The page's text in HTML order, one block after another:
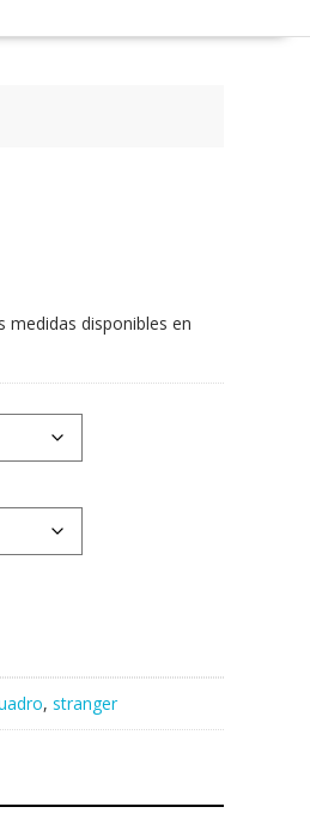
medidas disponibles en
, stranger